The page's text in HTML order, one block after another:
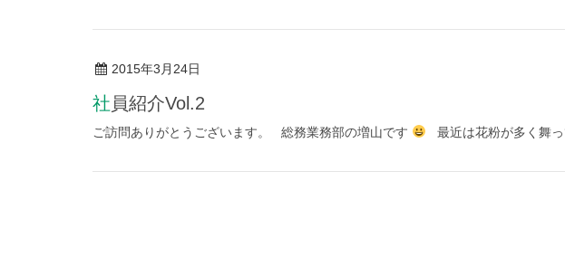
2015年3月24日
社員紹介Vol.2
ご訪問ありがとうございます。 総務業務部の増山です 最近は花粉が多く舞